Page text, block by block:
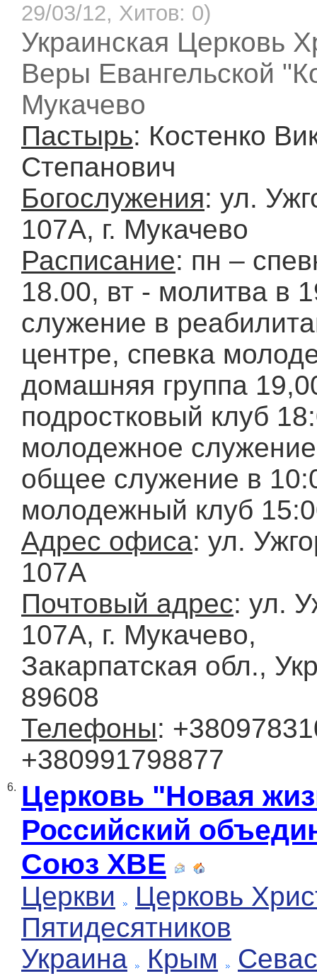
29/03/12, Хитов: 0)
Украинская Церковь
Веры Евангельской
Мукачево
Пастырь: Костенко
Степанович
Богослужения: ул.
107А, г. Мукачево
Расписание: пн –
18.00, вт - молитва в
служение в
центре, спевка
домашняя группа
подростковый клуб
молодежное
общее служение в
молодежный клуб
Адрес офиса: ул.
107А
Почтовый адрес: ул.
107А, г. Мукачево,
Закарпатская обл.,
89608
Телефоны:
+380991798877
6. Церковь "Новая
Российский
Союз ХВЕ
Церкви
Церковь
Пятидесятников
Украина
Крым